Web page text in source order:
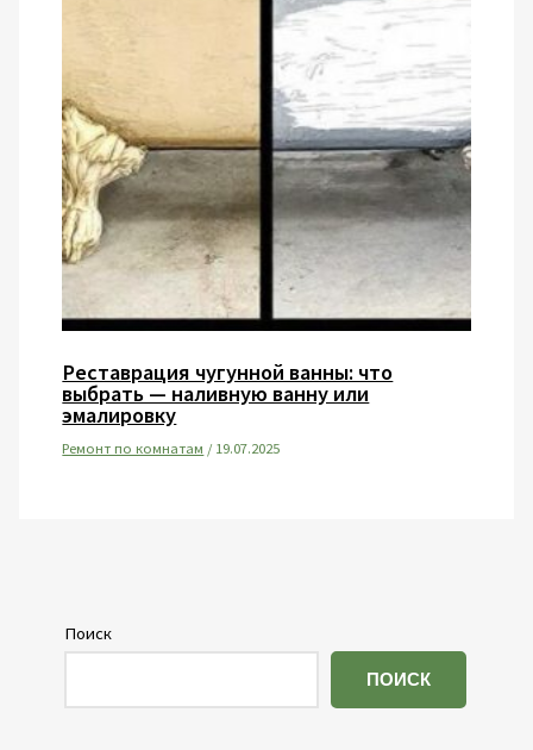
Реставрация чугунной ванны: что
выбрать — наливную ванну или
эмалировку
Ремонт по комнатам /19.07.2025
Поиск
ПОИСК